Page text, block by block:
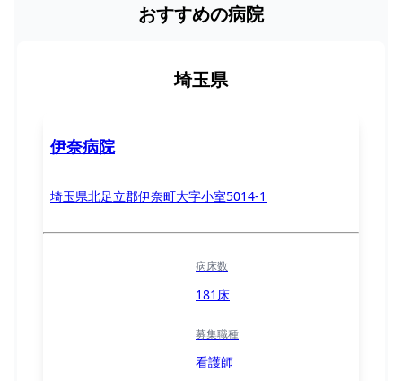
おすすめの病院
埼玉県
伊奈病院
埼玉県北足立郡伊奈町大字小室5014-1
病床数
181床
募集職種
看護師